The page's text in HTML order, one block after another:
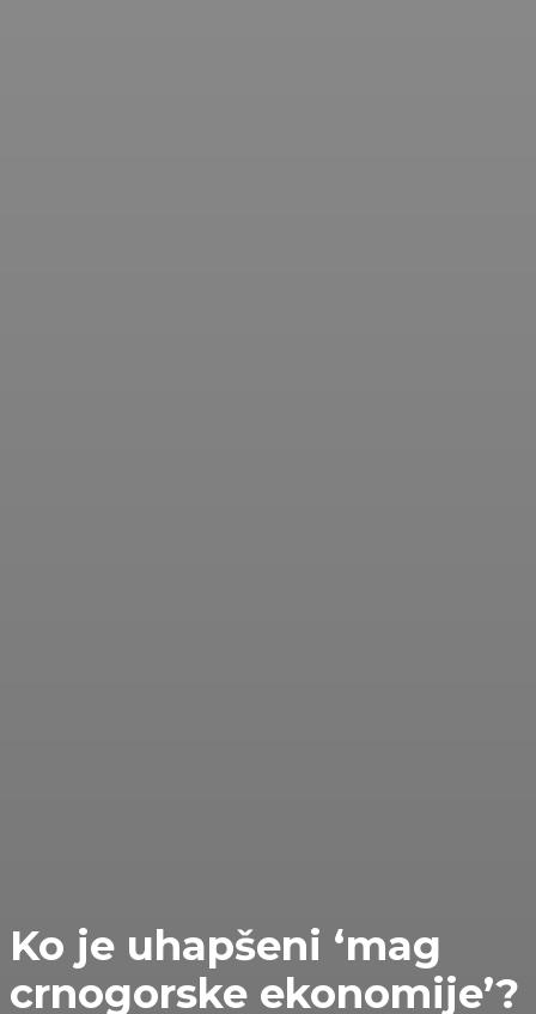
Ko je uhapšeni ‘mag
crnogorske ekonomije’?